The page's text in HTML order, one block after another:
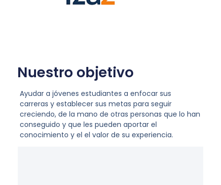
Nuestro objetivo
Ayudar a jóvenes estudiantes a enfocar sus
carreras y establecer sus metas para seguir
creciendo, de la mano de otras personas que lo han
conseguido y que les pueden aportar el
conocimiento y el el valor de su experiencia.